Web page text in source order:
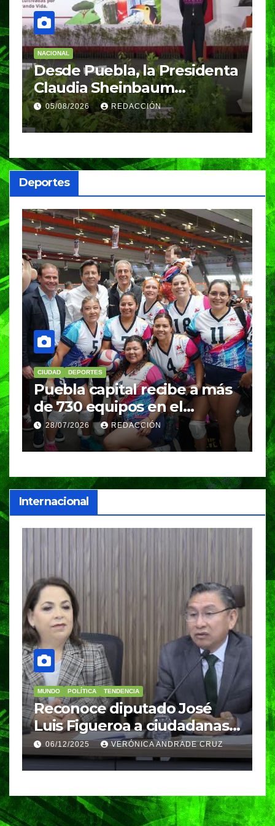
NACIONAL
Desde Puebla, la Presidenta
Claudia Sheinbaum
arrancará la Jornada
Nacional de Reforestación
05/08/2026 REDACCIÓN
Deportes
CIUDAD DEPORTES
Puebla capital recibe a más
de 730 equipos en el
Festival Máster de Voleibol
28/07/2026 REDACCIÓN
Internacional
MUNDO POLÍTICA TENDENCIA
Reconoce diputado José
Luis Figueroa a ciudadanas y
ciudadanos que
contribuyeron a generar y
06/12/2025 VERÓNICA ANDRADE CRUZ